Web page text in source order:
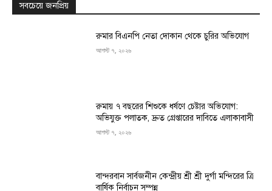
সবচেয়ে জনপ্রিয়
রুমার বিএনপি নেতা দোকান থেকে চুরির অভিযোগ
আগস্ট ৭, ২০২৬
রুমায় ৭ বছরের শিশুকে ধর্ষণে চেষ্টার অভিযোগ:
অভিযুক্ত পলাতক, দ্রুত গ্রেপ্তারের দাবিতে এলাকাবাসী
আগস্ট ৭, ২০২৬
বান্দরবান সার্বজনীন কেন্দ্রীয় শ্রী শ্রী দুর্গা মন্দিরের ত্রি
বার্ষিক নির্বাচন সম্পন্ন